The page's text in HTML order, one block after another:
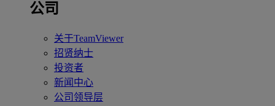
公司
关于TeamViewer
招贤纳士
投资者
新闻中心
公司领导层